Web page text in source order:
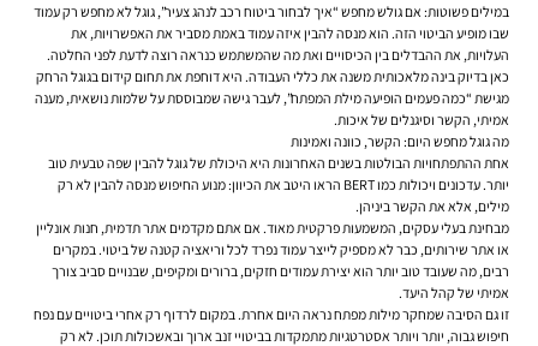
במילים פשוטות: אם גולש מחפש “איך לבחור ביטוח רכב לנהג צעיר”, גוגל לא מחפש רק עמוד
שבו מופיע הביטוי הזה. הוא מנסה להבין איזה עמוד באמת מסביר את האפשרויות, את
העלויות, את ההבדלים בין הכיסויים ואת מה שהמשתמש כנראה רוצה לדעת לפני החלטה.
כאן בדיוק בינה מלאכותית משנה את כללי העבודה. היא דוחפת את תחום קידום בגוגל הרחק
מגישת “כמה פעמים הופיעה מילת המפתח”, לעבר גישה שמבוססת על שלמות נושאית, מענה
אמיתי, הקשר וסיגנלים של איכות.
מה גוגל מחפש היום: הקשר, כוונה ואמינות
אחת ההתפתחויות הבולטות בשנים האחרונות היא היכולת של גוגל להבין שפה טבעית טוב
יותר. עדכונים ויכולות כמו BERT הראו היטב את הכיוון: מנוע החיפוש מנסה להבין לא רק
מילים, אלא את הקשר ביניהן.
מבחינת בעלי עסקים, המשמעות פרקטית מאוד. אם אתם מקדמים אתר תדמית, חנות אונליין
או אתר שירותים, כבר לא מספיק לייצר עמוד נפרד לכל וריאציה קטנה של ביטוי. במקרים
רבים, מה שעובד טוב יותר הוא יצירת עמודים חזקים, ברורים ומקיפים, שבנויים סביב צורך
אמיתי של קהל היעד.
זו גם הסיבה שמחקר מילות מפתח נראה היום אחרת. במקום לרדוף רק אחרי ביטויים עם נפח
חיפוש גבוה, יותר ויותר אסטרטגיות מתמקדות בביטויי זנב ארוך ובאשכולות תוכן. לא רק